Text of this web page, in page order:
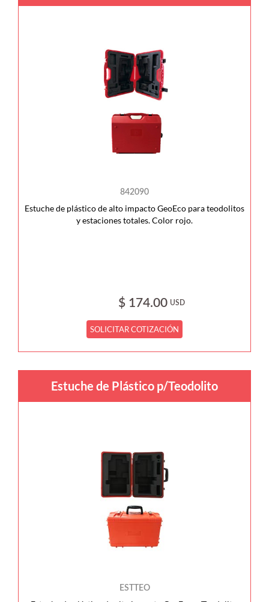
842090
Estuche de plástico de alto impacto GeoEco para teodolitos
y estaciones totales. Color rojo.
$ 174.00 USD
SOLICITAR COTIZACIÓN
Estuche de Plástico p/Teodolito
ESTTEO